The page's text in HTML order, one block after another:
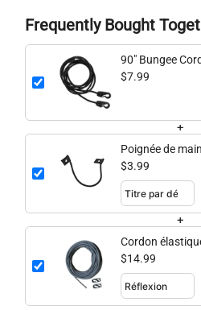
Frequently Bought
90" Bungee
$7.99
+
Poignée de
$3.99
+
Cordon
30 pieds
$14.99